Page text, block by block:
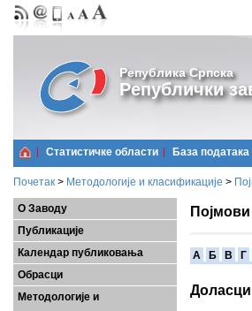
Република Српска
Републички
Статистичке области Базa података
Почетак > Методологије и класификације >
О Заводу
Публикације
Календар публиковања
Обрасци
Методологије и
A Б В Г
Доласци